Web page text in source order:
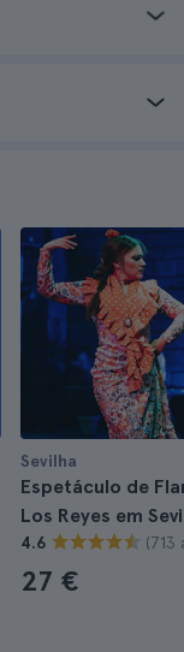
Sevilha
Espetáculo de
Los Reyes em
4.6 (713
27 €